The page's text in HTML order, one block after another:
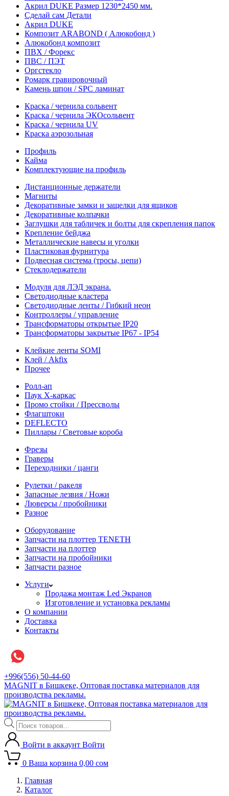
Акрил DUKE Размер 1230*2450 мм.
Сделай сам Детали
Акрил DUKE
Композит ARABOND ( Алюкобонд )
Алюкобонд композит
ПВХ / Форекс
ПВС / ПЭТ
Оргстекло
Ромарк гравировочный
Камень шпон / SPC ламинат
Краска / чернила сольвент
Краска / чернила ЭКОсольвент
Краска / чернила UV
Краска аэрозольная
Профиль
Кайма
Комплектующие на профиль
Дистанционные держатели
Магниты
Декоративные замки и защелки для ящиков
Декоративные колпачки
Заглушки для табличек и болты для скрепления папок
Крепление бейджа
Металлические навесы и уголки
Пластиковая фурнитура
Подвесная система (тросы, цепи)
Стеклодержатели
Модуля для ЛЭД экрана.
Светодиодные кластера
Светодиодные ленты / Гибкий неон
Контроллеры / управление
Трансформаторы открытые IP20
Трансформаторы закрытые IP67 - IP54
Клейкие ленты SOMI
Клей / Akfix
Прочее
Ролл-ап
Паук X-каркас
Промо стойки / Прессволы
Флагштоки
DEFLECTO
Пиллары / Световые короба
Фрезы
Граверы
Переходники / цанги
Рулетки / ракеля
Запасные лезвия / Ножи
Люверсы / пробойники
Разное
Оборудование
Запчасти на плоттер TENETH
Запчасти на плоттер
Запчасти на пробойники
Запчасти разное
Услуги
Продажа монтаж Led Экранов
Изготовление и установка рекламы
О компании
Доставка
Контакты
+996(556) 50-44-60
MAGNIT в Бишкеке, Оптовая поставка материалов для
производства рекламы.
Поиск
товаров
Войти в аккаунт Войти
0 Ваша корзина 0,00 сом
Главная
Каталог